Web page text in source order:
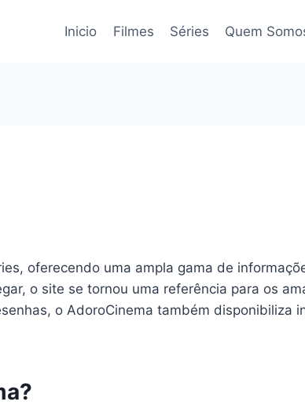
Inicio Filmes Séries Quem
oferecendo uma ampla gama de
o site se tornou uma referência para os
o AdoroCinema também disponibiliza